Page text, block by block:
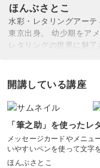
ほんぶさとこ
水彩・レタリングアーテ
東京出身。 幼少期をア
レタリングの世界に魅
ーティストとして本格
で、幅広い作風が特徴。
現在は、企業とのコラボ
広げ活躍している。
開講している講座
「筆之助」を使った
メッセージカードやメニュ
いやすいペンを使って文字
ほんぶさとこ